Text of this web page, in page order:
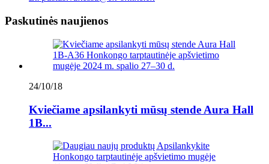
Paskutinės naujienos
24/10/18
Kviečiame apsilankyti mūsų stende Aura Hall
1B...